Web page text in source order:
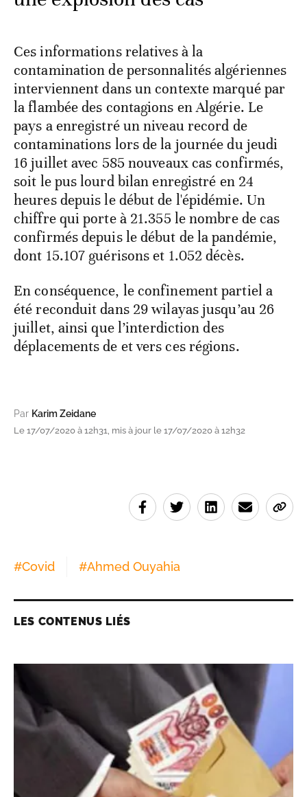
Ces informations relatives à la
contamination de personnalités algériennes
interviennent dans un contexte marqué par
la flambée des contagions en Algérie. Le
pays a enregistré un niveau record de
contaminations lors de la journée du jeudi
16 juillet avec 585 nouveaux cas confirmés,
soit le pus lourd bilan enregistré en 24
heures depuis le début de l'épidémie. Un
chiffre qui porte à 21.355 le nombre de cas
confirmés depuis le début de la pandémie,
dont 15.107 guérisons et 1.052 décès.
En conséquence, le confinement partiel a
été reconduit dans 29 wilayas jusqu’au 26
juillet, ainsi que l’interdiction des
déplacements de et vers ces régions.
Par Karim Zeidane
Le 17/07/2020 à 12h31, mis à jour le 17/07/2020 à 12h32
#Covid #Ahmed Ouyahia
LES CONTENUS LIÉS